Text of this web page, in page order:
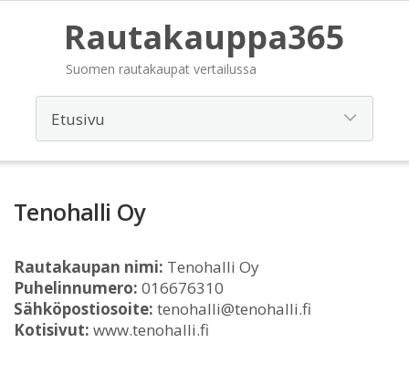
Rautakauppa365
Suomen rautakaupat vertailussa
Tenohalli Oy
Rautakaupan nimi: Tenohalli Oy
Puhelinnumero: 016676310
Sähköpostiosoite: tenohalli@tenohalli.fi
Kotisivut: www.tenohalli.fi